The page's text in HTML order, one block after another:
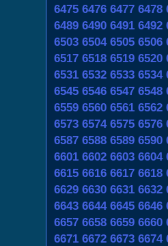
6475 6476 6477 6478
6489 6490 6491 6492
6503 6504 6505 6506
6517 6518 6519 6520
6531 6532 6533 6534
6545 6546 6547 6548
6559 6560 6561 6562
6573 6574 6575 6576
6587 6588 6589 6590
6601 6602 6603 6604
6615 6616 6617 6618
6629 6630 6631 6632
6643 6644 6645 6646
6657 6658 6659 6660
6671 6672 6673 6674